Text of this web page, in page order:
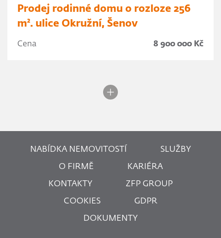
Prodej rodinné domu o rozloze 256
m². ulice Okružní, Šenov
Cena 8 900 000 Kč
NABÍDKA NEMOVITOSTÍ SLUŽBY
O FIRMĚ KARIÉRA
KONTAKTY ZFP GROUP
COOKIES GDPR
DOKUMENTY